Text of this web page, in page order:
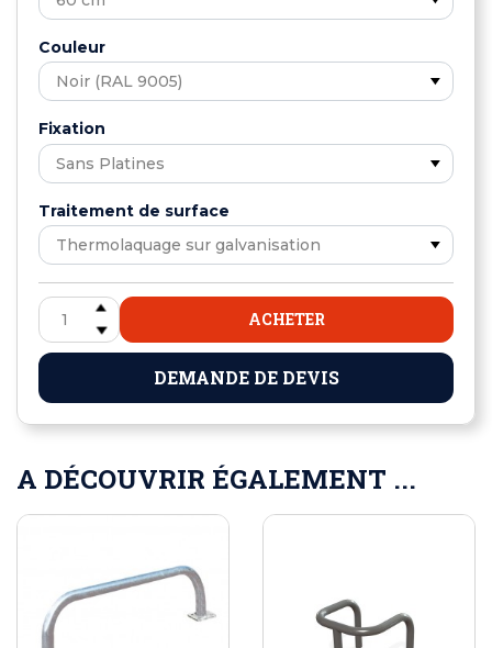
Couleur
Fixation
Traitement de surface
ACHETER
DEMANDE DE DEVIS
A DÉCOUVRIR ÉGALEMENT ...